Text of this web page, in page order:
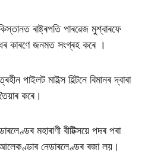
ৰাষ্ট্ৰপতি পাৰৱেজ মুশ্বাৰফে
কাৰণে জনমত সংগ্ৰহ কৰে ।
পাইলট মাইল্স হিল্টনে বিমানৰ দ্বাৰা
কৰে।
মহাৰাণী বীটিক্সয়ে পদৰ পৰা
নেডাৰলেণ্ডৰ ৰজা লয়।